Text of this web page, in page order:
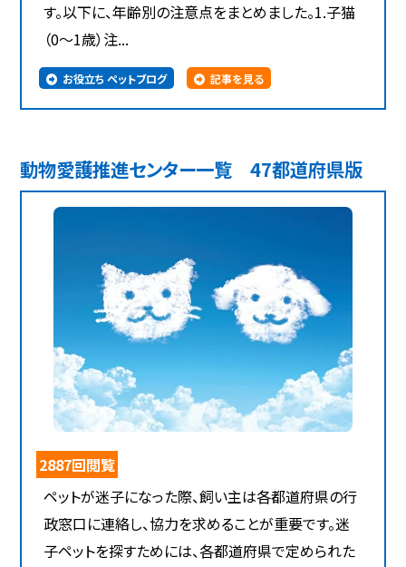
す。以下に、年齢別の注意点をまとめました。1.子猫
（0～1歳）注...
お役立ち ペットブログ 記事を見る
動物愛護推進センター一覧 47都道府県版
2887回閲覧
ペットが迷子になった際、飼い主は各都道府県の行
政窓口に連絡し、協力を求めることが重要です。迷
子ペットを探すためには、各都道府県で定められた